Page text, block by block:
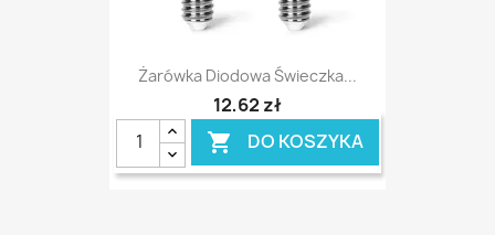
Żarówka Diodowa Świeczka...
12,62 zł
 DO KOSZYKA